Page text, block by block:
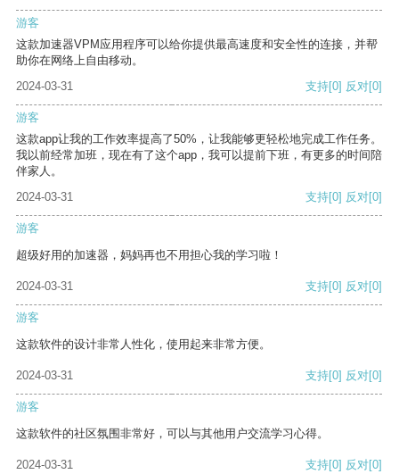
游客
这款加速器VPM应用程序可以给你提供最高速度和安全性的连接，并帮
助你在网络上自由移动。
2024-03-31
支持[0] 反对[0]
游客
这款app让我的工作效率提高了50%，让我能够更轻松地完成工作任务。
我以前经常加班，现在有了这个app，我可以提前下班，有更多的时间陪
伴家人。
2024-03-31
支持[0] 反对[0]
游客
超级好用的加速器，妈妈再也不用担心我的学习啦！
2024-03-31 支持[0] 反对[0]
游客
这款软件的设计非常人性化，使用起来非常方便。
2024-03-31 支持[0] 反对[0]
游客
这款软件的社区氛围非常好，可以与其他用户交流学习心得。
2024-03-31 支持[0] 反对[0]